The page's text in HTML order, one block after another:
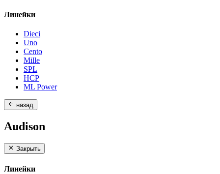
Линейки
Dieci
Uno
Cento
Mille
SPL
HCP
ML Power
назад
Audison
Закрыть
Линейки